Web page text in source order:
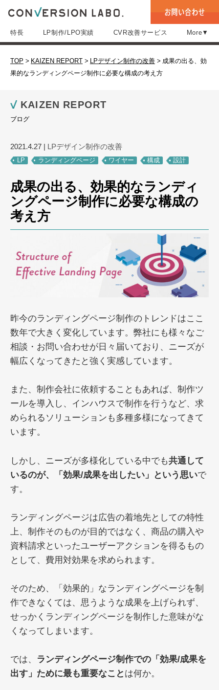
特長 LP制作/LPO実績 CVR改善サービス More▼
TOP > KAIZEN REPORT > LPデザイン制作の改善 > 成果の出る、効
果的なランディングページ制作に必要な構成の考え方
KAIZEN REPORT
ブログ
2021.4.27 | LPデザイン制作の改善
LP ランディングページ ワイヤー 構成 設計
成果の出る、効果的なランディ
ングページ制作に必要な構成の
考え方
昨今のランディングページ制作のトレンドはここ
数年で大きく変化しています。弊社にも様々なご
相談・お問い合わせが日々届いており、ニーズが
幅広くなってきたと強く実感しています。
また、制作会社に依頼することもあれば、制作ツ
ールを導入し、インハウスで制作を行うなど、求
められるソリューションも多種多様になってきて
います。
しかし、ニーズが多様化している中でも共通して
いるのが、「効果/成果を出したい」という思いで
す。
ランディングページは広告の着地先としての特性
上、制作そのものが目的ではなく、商品の購入や
資料請求といったユーザーアクションを得るもの
として、費用対効果を求められます。
そのため、「効果的」なランディングページを制
作できなくては、思うような成果を上げられず、
せっかくランディングページを制作した意味がな
くなってしまいます。
では、 ランディングページ制作での「効果/成果を
出す」ために最も重要なこと は何か。